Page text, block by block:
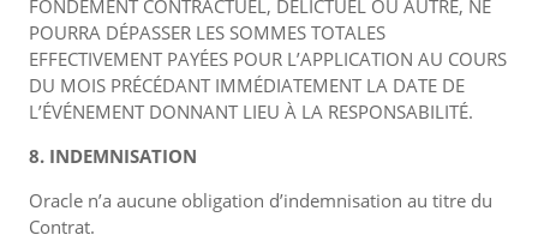
FONDEMENT CONTRACTUEL, DÉLICTUEL OU AUTRE, NE
POURRA DÉPASSER LES SOMMES TOTALES
EFFECTIVEMENT PAYÉES POUR L’APPLICATION AU COURS
DU MOIS PRÉCÉDANT IMMÉDIATEMENT LA DATE DE
L’ÉVÉNEMENT DONNANT LIEU À LA RESPONSABILITÉ.
8. INDEMNISATION
Oracle n’a aucune obligation d’indemnisation au titre du
Contrat.